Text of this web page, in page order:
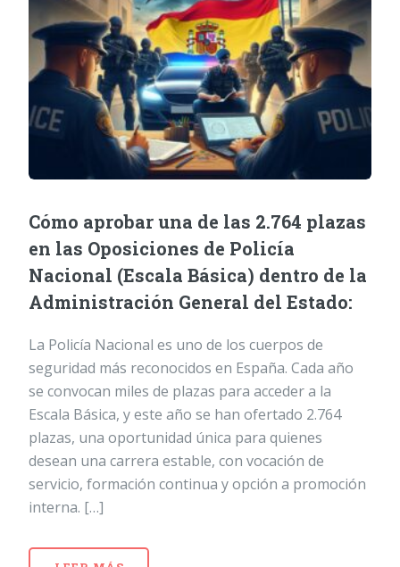
Cómo aprobar una de las 2.764 plazas
en las Oposiciones de Policía
Nacional (Escala Básica) dentro de la
Administración General del Estado:
La Policía Nacional es uno de los cuerpos de
seguridad más reconocidos en España. Cada año
se convocan miles de plazas para acceder a la
Escala Básica, y este año se han ofertado 2.764
plazas, una oportunidad única para quienes
desean una carrera estable, con vocación de
servicio, formación continua y opción a promoción
interna. […]